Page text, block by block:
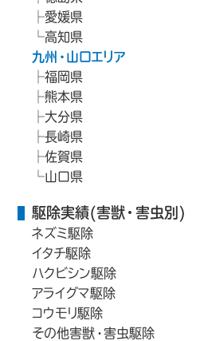
愛媛県
高知県
九州・山口エリア
福岡県
熊本県
大分県
長崎県
佐賀県
山口県
駆除実績(害獣・害虫別)
ネズミ駆除
イタチ駆除
ハクビシン駆除
アライグマ駆除
コウモリ駆除
その他害獣・害虫駆除